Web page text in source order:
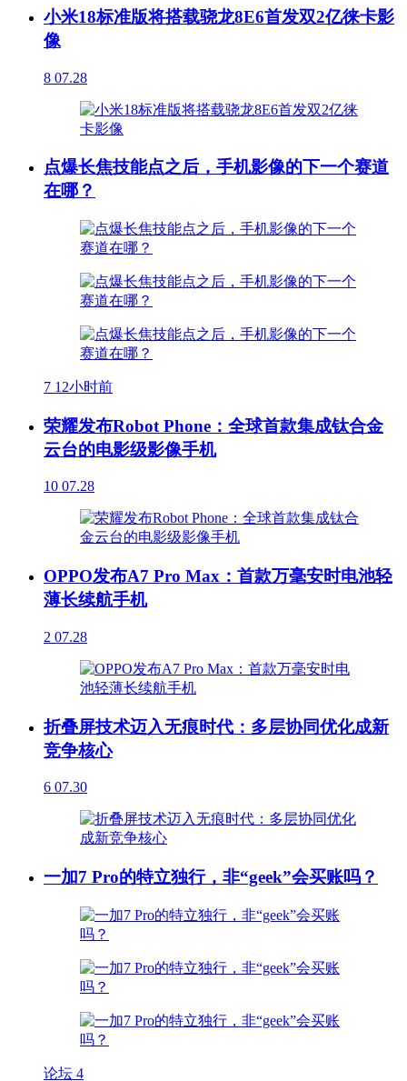
小米18标准版将搭载骁龙8E6首发双2亿徕卡影
像
8 07.28
点爆长焦技能点之后，手机影像的下一个赛道
在哪？
7 12小时前
荣耀发布Robot Phone：全球首款集成钛合金
云台的电影级影像手机
10 07.28
OPPO发布A7 Pro Max：首款万毫安时电池轻
薄长续航手机
2 07.28
折叠屏技术迈入无痕时代：多层协同优化成新
竞争核心
6 07.30
一加7 Pro的特立独行，非“geek”会买账吗？
论坛 4